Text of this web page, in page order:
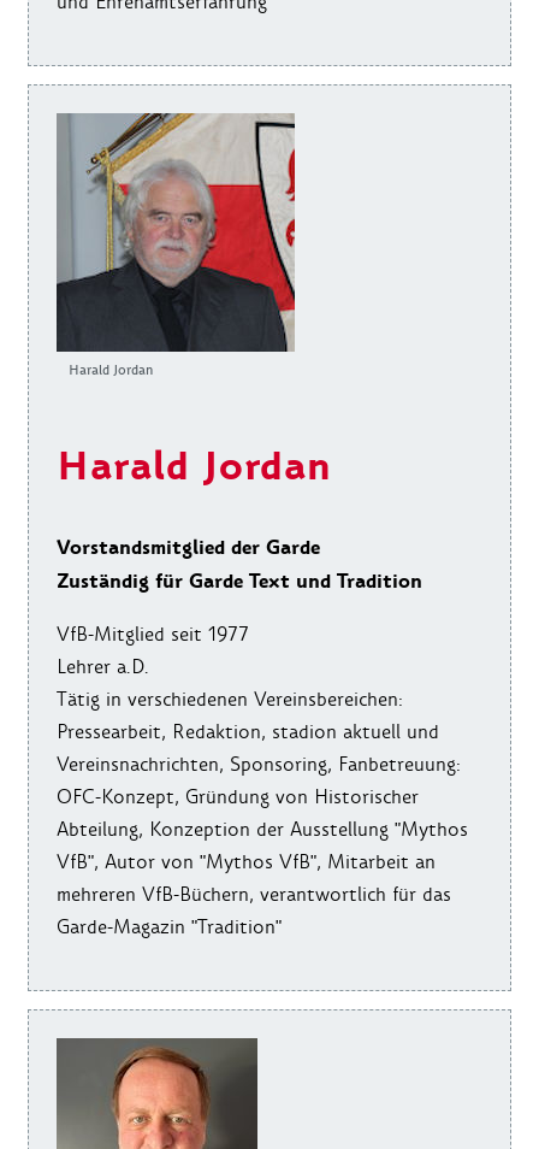
Harald Jordan
Harald Jordan
Vorstandsmitglied der Garde
Zuständig für Garde Text und Tradition
VfB-Mitglied seit 1977
Lehrer a.D.
Tätig in verschiedenen Vereinsbereichen:
Pressearbeit, Redaktion, stadion aktuell und
Vereinsnachrichten, Sponsoring, Fanbetreuung:
OFC-Konzept, Gründung von Historischer
Abteilung, Konzeption der Ausstellung "Mythos
VfB", Autor von "Mythos VfB", Mitarbeit an
mehreren VfB-Büchern, verantwortlich für das
Garde-Magazin "Tradition"